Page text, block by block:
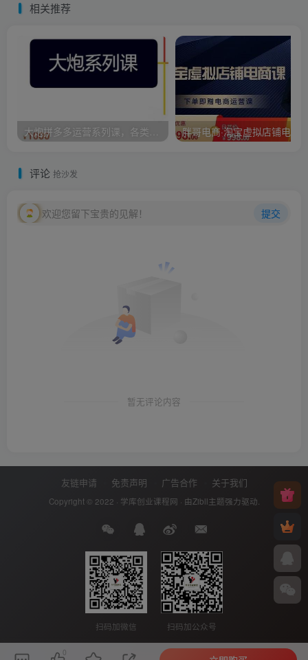
相关推荐
大炮拼多多运营系列课，各类​玩法合集，拼多多运营玩法实操
评论 抢沙发
欢迎您留下宝贵的见解！ 提交
暂无评论内容
友链申请 免责声明 广告合作 关于我们
Copyright © 2022 · 学库创业课程网 · 由Zibll主题强力驱动.
扫码加微信 扫码加公众号
0